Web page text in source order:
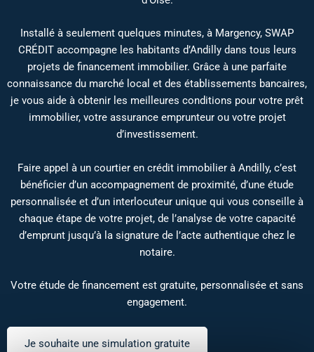
Installé à seulement quelques minutes, à Margency, SWAP
CRÉDIT accompagne les habitants d’Andilly dans tous leurs
projets de financement immobilier. Grâce à une parfaite
connaissance du marché local et des établissements bancaires,
je vous aide à obtenir les meilleures conditions pour votre prêt
immobilier, votre assurance emprunteur ou votre projet
d’investissement.
Faire appel à un courtier en crédit immobilier à Andilly, c’est
bénéficier d’un accompagnement de proximité, d’une étude
personnalisée et d’un interlocuteur unique qui vous conseille à
chaque étape de votre projet, de l’analyse de votre capacité
d’emprunt jusqu’à la signature de l’acte authentique chez le
notaire.
Votre étude de financement est gratuite, personnalisée et sans
engagement.
Je souhaite une simulation gratuite